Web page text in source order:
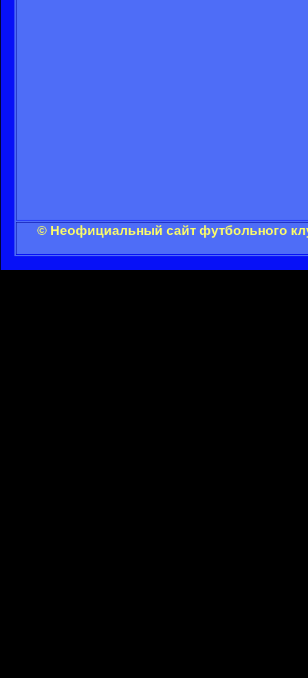
© Неофициальный сайт футбольного